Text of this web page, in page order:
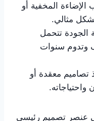
المخفية أو
مثالي.
الجودة تتحمل
وتدوم سنوات
تصاميم معقدة أو
عنصر تصميم رئيسي